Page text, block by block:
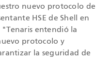
nuevo protocolo de
HSE de Shell en
"Tenaris entendió la
protocolo y
la seguridad de